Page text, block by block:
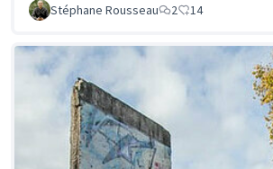
Stéphane Rousseau 2 14